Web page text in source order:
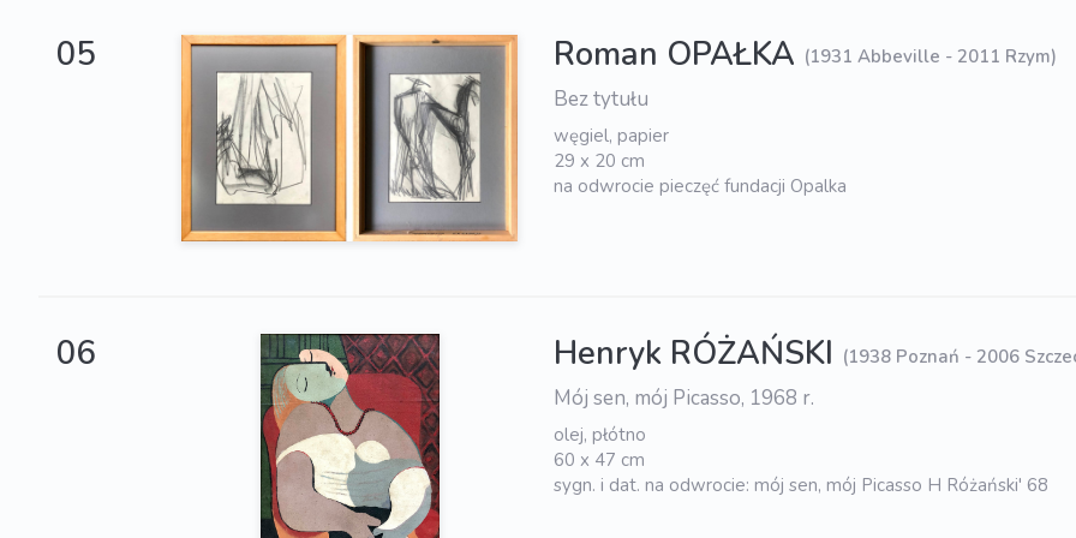
05 Roman OPAŁKA (1931 Abbeville - 2011 Rzym)
Bez tytułu
węgiel, papier
29 x 20 cm
na odwrocie pieczęć fundacji Opalka
06 Henryk RÓŻAŃSKI (1938 Poznań - 2006
Mój sen, mój Picasso, 1968 r.
olej, płótno
60 x 47 cm
sygn. i dat. na odwrocie: mój sen, mój Picasso H Różański' 68